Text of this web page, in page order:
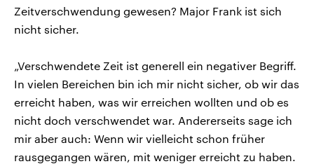
Zeitverschwendung gewesen? Major Frank ist sich
nicht sicher.
„Verschwendete Zeit ist generell ein negativer Begriff.
In vielen Bereichen bin ich mir nicht sicher, ob wir das
erreicht haben, was wir erreichen wollten und ob es
nicht doch verschwendet war. Andererseits sage ich
mir aber auch: Wenn wir vielleicht schon früher
rausgegangen wären, mit weniger erreicht zu haben.